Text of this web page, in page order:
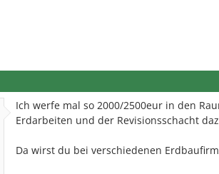
Ich werfe mal so 2000/2500eur in den
Erdarbeiten und der Revisionsschacht
Da wirst du bei verschiedenen